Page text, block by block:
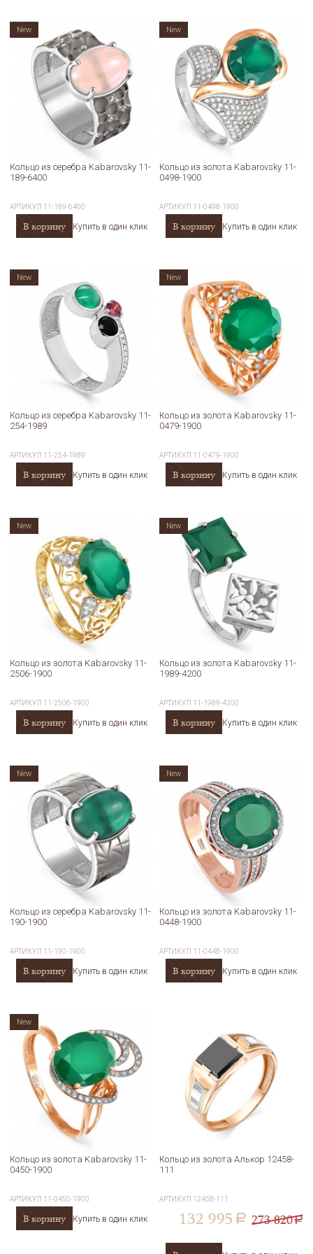
Кольцо из серебра Kabarovsky 11-
189-6400
АРТИКУЛ 11-189-6400
В корзину Купить в один клик
New
Кольцо из золота Kabarovsky 11-
0498-1900
АРТИКУЛ 11-0498-1900
В корзину Купить в один клик
New
Кольцо из серебра Kabarovsky 11-
254-1989
АРТИКУЛ 11-254-1989
В корзину Купить в один клик
New
Кольцо из золота Kabarovsky 11-
0479-1900
АРТИКУЛ 11-0479-1900
В корзину Купить в один клик
New
Кольцо из золота Kabarovsky 11-
2506-1900
АРТИКУЛ 11-2506-1900
В корзину Купить в один клик
New
Кольцо из золота Kabarovsky 11-
1989-4200
АРТИКУЛ 11-1989-4200
В корзину Купить в один клик
New
Кольцо из серебра Kabarovsky 11-
190-1900
АРТИКУЛ 11-190-1900
В корзину Купить в один клик
New
Кольцо из золота Kabarovsky 11-
0448-1900
АРТИКУЛ 11-0448-1900
В корзину Купить в один клик
New
Кольцо из золота Kabarovsky 11-
0450-1900
АРТИКУЛ 11-0450-1900
В корзину Купить в один клик
New
Кольцо из золота Алькор 12458-
111
АРТИКУЛ 12458-111
132 995 a 273 820a